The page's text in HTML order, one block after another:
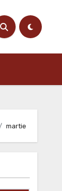
martie